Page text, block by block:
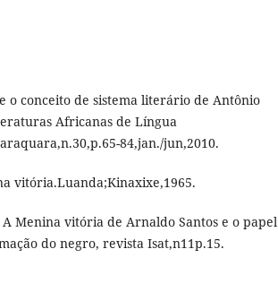
o conceito de sistema literário de Antônio
Africanas de Língua
84,jan./jun,2010.
vitória.Luanda;Kinaxixe,1965.
A Menina vitória de Arnaldo Santos e o papel
do negro, revista Isat,n11p.15.